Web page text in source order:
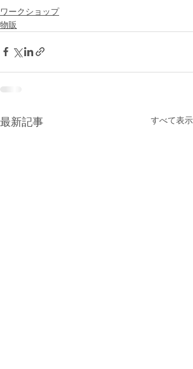
ワークショップ
物販
最新記事 すべて表示